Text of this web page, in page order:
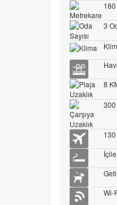
3
8
300
Wi-